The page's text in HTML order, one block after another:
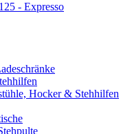
- Expresso
Hocker & Stehhilfen